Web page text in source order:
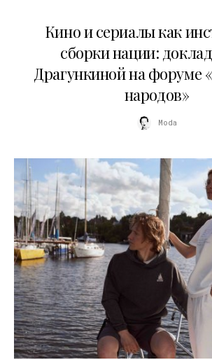
Кино и сериалы как
сборки нации:
Драгункиной на форуме
народов»
Moda